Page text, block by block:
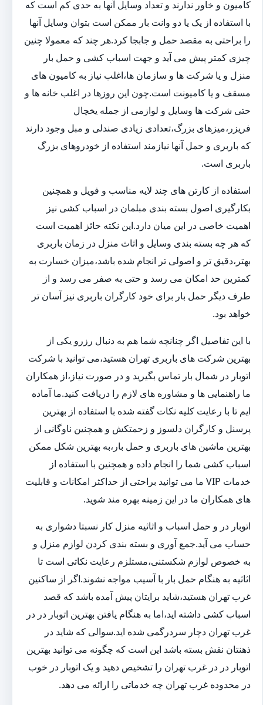
کامیون و خاور ندارند و تعداد وسایل آنها به حدی کم است که
با استفاده از یک یا دو وانت بار ممکن است بتوان وسایل آنها
را براحتی به مقصد حمل و جابجا کرد.هر چند که معمولا چنین
چیزی کمتر پیش می آید و جهت اسباب کشی و حمل بار
منزل و یا شرکت ها و سازمان ها،اغلب نیاز به کامیون های
مسقف و یا کامیونت است.چون این روزها در اغلب خانه ها و
حتی شرکت ها وسایل و لوازمی از جمله یخچال
فریزر،میزهای بزرگ،تعدادی زیادی صندلی و مبل وجود دارند
که باربری و حمل آنها نیازمند استفاده از خودروهای بزرگ
باربری است.
استفاده از کارتن های چند لایه مناسب و فویل و همچنین
بکارگیری اصول بسته بندی مبلمان در اسباب کشی نیز
اهمیت خاصی در این میان دارد.این نکته حائز اهمیت است
که هر چه بسته بندی وسایل و اثاث منزل در زمان باربری
بهتر،دقیق تر و اصولی تر انجام شده باشد،میزان خسارت به
کمترین حد امکان می رسد و حتی به صفر می رسد و از
طرف دیگر حمل بار برای خود کارگران باربری نیز آسان تر
خواهد بود.
با این تفاصیل اگر چنانچه شما هم به دنبال رزرو یکی از
بهترین شرکت های باربری تهران هستید،می توانید با شرکت
اتوبار در شمال بار تماس بگیرید و در صورت نیاز،از همکاران
ما راهنمایی ها و مشاوره های لازم را دریافت کنید.ما آماده
ایم تا با رعایت کلیه نکات گفته شده با استفاده از بهترین
پرسنل و کارگران دلسوز و زحمتکش و همچنین ناوگانی از
بهترین ماشین های باربری و حمل بار،به بهترین شکل ممکن
اسباب کشی شما را انجام داده و همچنین با استفاده از
خدمات VIP ما می توانید براحتی از حداکثر امکانات و قابلیت
های همکاران ما در این زمینه بهره مند شوید.
اتوبار در و حمل اسباب و اثاثیه منزل کار نسبتا دشواری به
حساب می آید.جمع آوری و بسته بندی کردن لوازم منزل و
به خصوص لوازم شکستنی،مستلزم رعایت نکاتی است تا
اثاثیه به هنگام حمل بار با آسیب مواجه نشوند.اگر از ساکنین
غرب تهران هستید،شاید برایتان پیش آمده باشد که قصد
اسباب کشی داشته اید،اما به هنگام یافتن بهترین اتوبار در در
غرب تهران دچار سردرگمی شده اید.سوالی که شاید در
ذهنتان نقش بسته باشد این است که چگونه می توانید بهترین
اتوبار در در غرب تهران را تشخیص دهید و یک اتوبار در خوب
در محدوده غرب تهران چه خدماتی را ارائه می دهد.